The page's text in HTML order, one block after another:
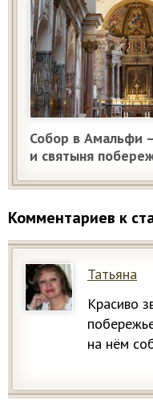
Собор в Амальфи
и святыня
Комментариев к
Татьяна
Красиво
на нём